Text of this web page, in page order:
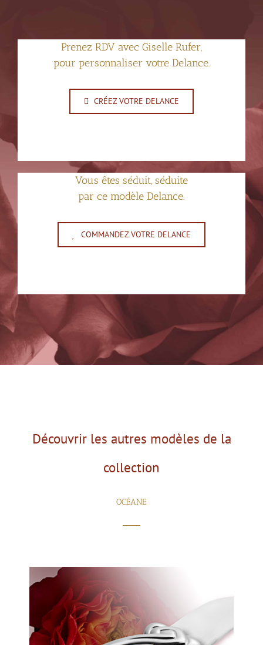
Prenez RDV avec Giselle Rufer,
pour personnaliser votre Delance.
CRÉEZ VOTRE DELANCE
Vous êtes séduit, séduite
par ce modèle Delance.
COMMANDEZ VOTRE DELANCE
Découvrir les autres modèles de la
collection
OCÉANE